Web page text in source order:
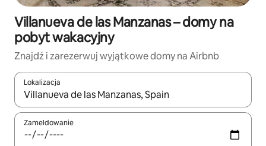
Villanueva de las Manzanas – domy na
pobyt wakacyjny
Znajdź i zarezerwuj wyjątkowe domy na Airbnb
Lokalizacja
Gdy wyniki będą dostępne, możesz poruszać się po nich za
Zameldowanie